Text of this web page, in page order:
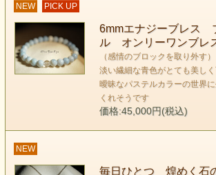
だったら虹を描こう 笑顔溢れる天
くるくる回って 歌い踊るほど 喜
世界が本当にあるんだよ
ソフィーママ
NEW PICK UP
6mmエナジーブレス
ル オンリーワンブレ
（感情のブロックを取り外す）
淡い繊細な青色がとても美し
曖昧なパステルカラーの世界
くれそうです
価格:45,000円(税込)
NEW
毎日ひとつ 煌めく石